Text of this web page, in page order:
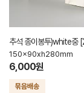
추석 종이봉투)white중
150x90xh280mm
6,000원